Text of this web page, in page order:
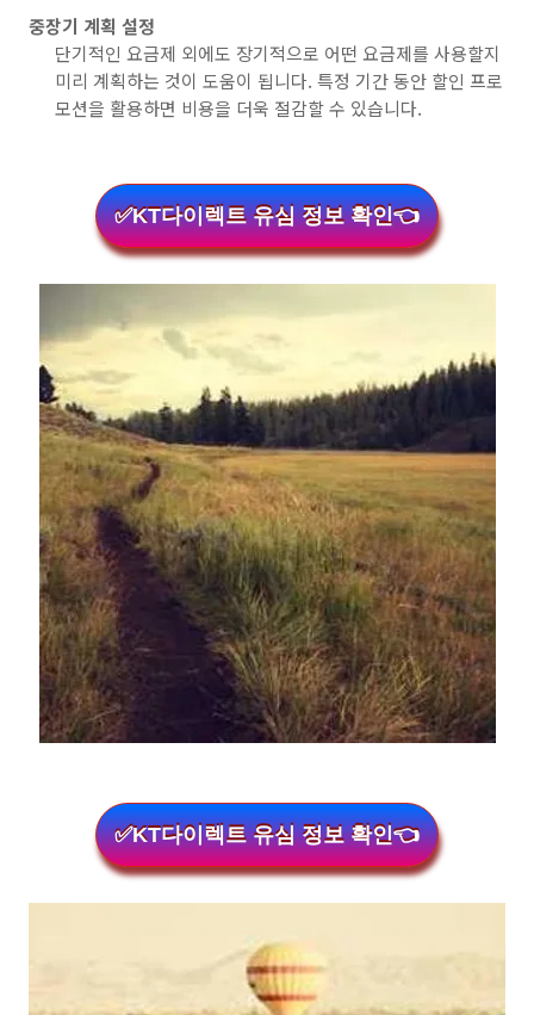
중장기 계획 설정
단기적인 요금제 외에도 장기적으로 어떤 요금제를 사용할지
미리 계획하는 것이 도움이 됩니다. 특정 기간 동안 할인 프로
모션을 활용하면 비용을 더욱 절감할 수 있습니다.
✅KT다이렉트 유심 정보 확인👈
✅KT다이렉트 유심 정보 확인👈